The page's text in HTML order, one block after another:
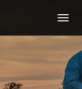
TOGGLE